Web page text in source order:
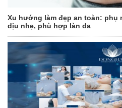
Xu hướng làm đẹp an toàn: phụ
dịu nhẹ, phù hợp làn da